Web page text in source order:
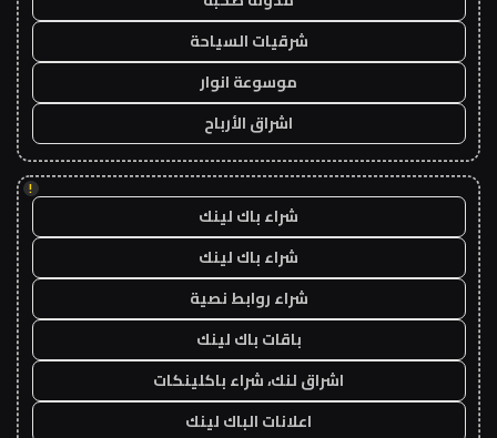
شرقيات السياحة
موسوعة انوار
اشراق الأرباح
!
شراء باك لينك
شراء باك لينك
شراء روابط نصية
باقات باك لينك
اشراق لنك، شراء باكلينكات
اعلانات الباك لينك